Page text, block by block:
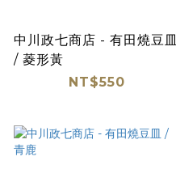
中川政七商店 - 有田燒豆皿
/ 菱形黃
NT$550